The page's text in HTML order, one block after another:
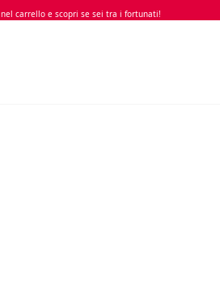
nel carrello e scopri se sei tra i fortunati!